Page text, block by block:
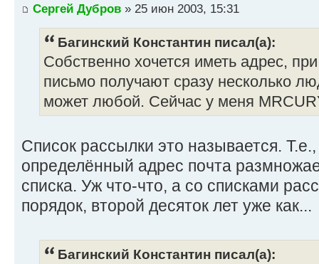
Сергей Дубров » 25 июн 2003, 15:31
Багинский Константин писал(а):
Собственно хочется иметь адрес,
письмо получают сразу несколько
может любой. Сейчас у меня
Список рассылки это называется.
определённый адрес почта
списка. Уж что-что, а со списками
порядок, второй десяток лет уже как...
Багинский Константин писал(а):